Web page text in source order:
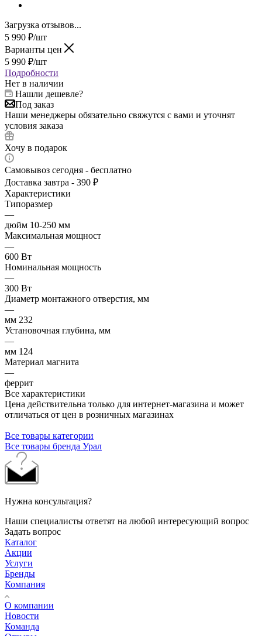
Загрузка отзывов...
5 990 ₽/шт
Варианты цен
5 990 ₽/шт
Подробности
Нет в наличии
Нашли дешевле?
Под заказ
Наши менеджеры обязательно свяжутся с вами и уточнят
условия заказа
Хочу в подарок
Самовывоз сегодня - бесплатно
Доставка завтра - 390 ₽
Характеристики
Типоразмер
—
дюйм 10-250 мм
Максимальная мощност
—
600 Вт
Номинальная мощность
—
300 Вт
Диаметр монтажного отверстия, мм
—
мм 232
Установочная глубина, мм
—
мм 124
Материал магнита
—
феррит
Все характеристики
Цена действительна только для интернет-магазина и может
отличаться от цен в розничных магазинах
Все товары категории
Все товары бренда Урал
Нужна консультация?
Наши специалисты ответят на любой интересующий вопрос
Задать вопрос
Каталог
Акции
Услуги
Бренды
Компания
О компании
Новости
Команда